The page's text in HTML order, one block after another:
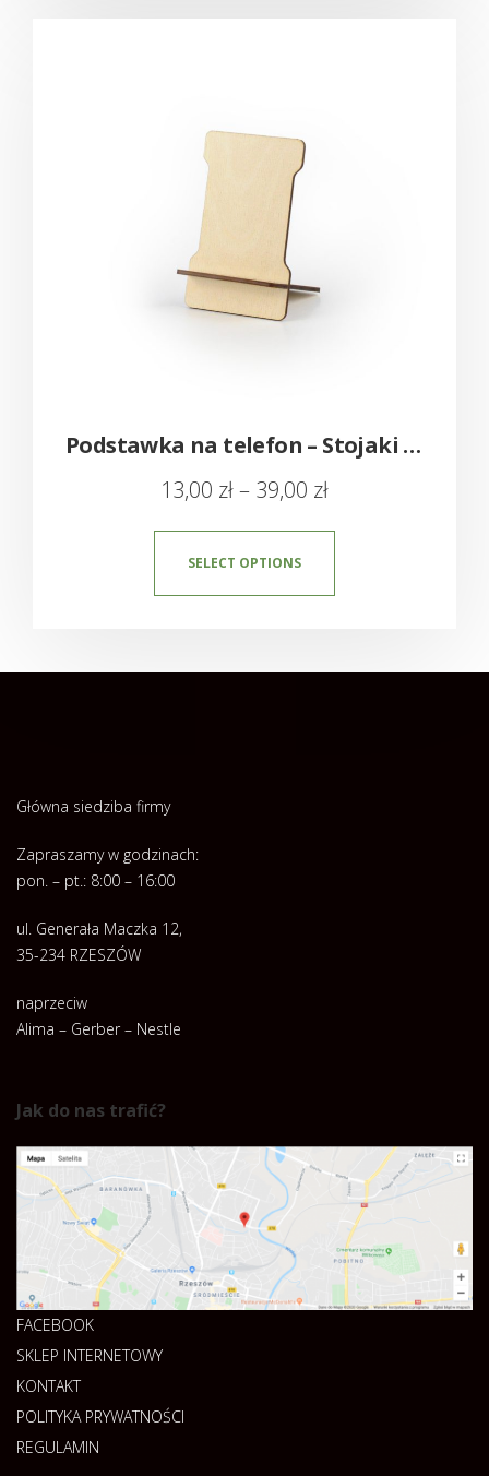
Podstawka na telefon – Stojaki ze sklejki
13,00 zł– 39,00 zł
SELECT OPTIONS
Główna siedziba firmy
Zapraszamy w godzinach:
pon. – pt.: 8:00 – 16:00
ul. Generała Maczka 12,
35-234 RZESZÓW
naprzeciw
Alima – Gerber – Nestle
Jak do nas trafić?
FACEBOOK
SKLEP INTERNETOWY
KONTAKT
POLITYKA PRYWATNOŚCI
REGULAMIN